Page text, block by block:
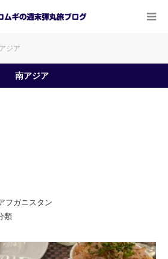
ジア
南アジア
フガニスタン
類